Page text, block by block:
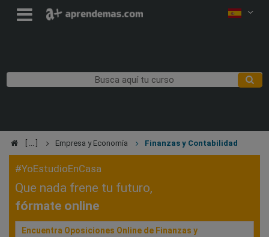
Empresa y Economía Finanzas y Contabilidad
#YoEstudioEnCasa
Que nada frene tu futuro,
fórmate online
Encuentra Oposiciones Online de Finanzas y